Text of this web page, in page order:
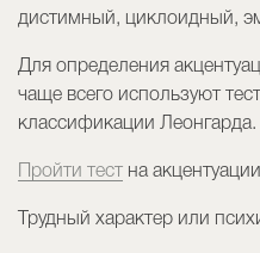
дистимный, циклоидный,
Для определения
чаще всего используют
классификации Леонгарда.
Пройти тест на
Трудный характер или